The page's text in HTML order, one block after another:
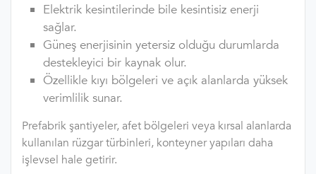
Elektrik kesintilerinde bile kesintisiz enerji
sağlar.
Güneş enerjisinin yetersiz olduğu durumlarda
destekleyici bir kaynak olur.
Özellikle kıyı bölgeleri ve açık alanlarda yüksek
verimlilik sunar.
Prefabrik şantiyeler, afet bölgeleri veya kırsal alanlarda
kullanılan rüzgar türbinleri, konteyner yapıları daha
işlevsel hale getirir.